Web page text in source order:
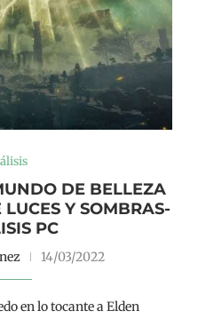
DE BELLEZA
Y SOMBRAS-
PC
14/03/2022
en lo tocante a Elden